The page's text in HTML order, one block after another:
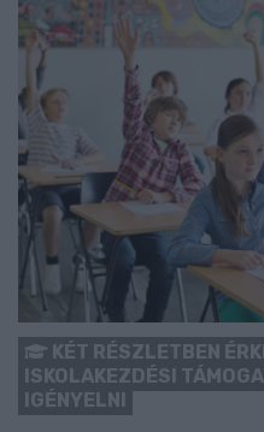
KÉT RÉSZLETBEN
ISKOLAKEZDÉSI
IGÉNYELNI